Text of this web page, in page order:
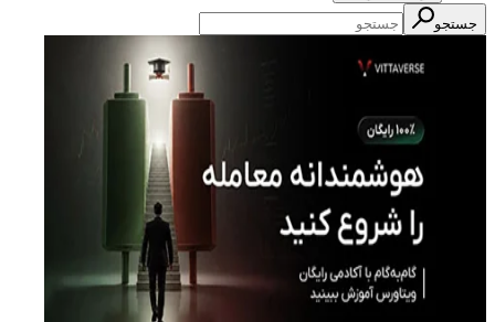
جستجو